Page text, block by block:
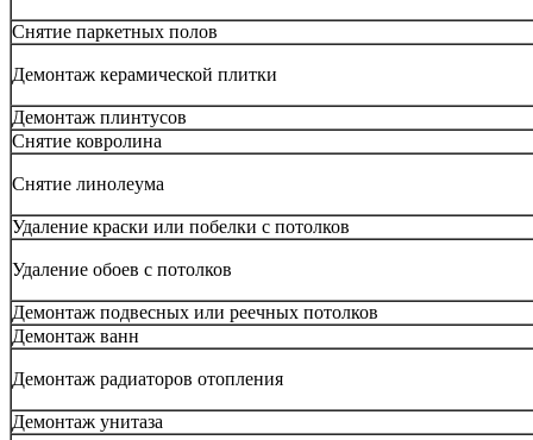
Снятие паркетных полов
Демонтаж керамической плитки
Демонтаж плинтусов
Снятие ковролина
Снятие линолеума
Удаление краски или побелки с потолков
Удаление обоев с потолков
Демонтаж подвесных или реечных потолков
Демонтаж ванн
Демонтаж радиаторов отопления
Демонтаж унитаза